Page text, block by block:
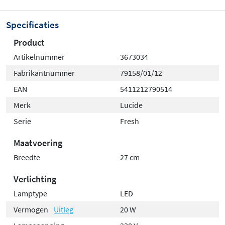
Specificaties
Product
Artikelnummer
3673034
Fabrikantnummer
79158/01/12
EAN
5411212790514
Merk
Lucide
Serie
Fresh
Maatvoering
Breedte 27 cm
Verlichting
Lamptype
LED
Vermogen
Uitleg
20 W